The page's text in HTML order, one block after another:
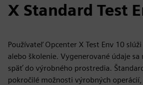
X Standard Test
Používateľ Opcenter X Test Env 10
alebo školenie. Vygenerované údaje
späť do výrobného prostredia.
pokročilé možnosti výrobných